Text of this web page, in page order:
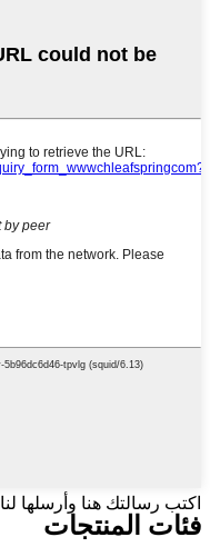
اكتب رسالتك هنا وأرسلها لنا
فئات المنتجات